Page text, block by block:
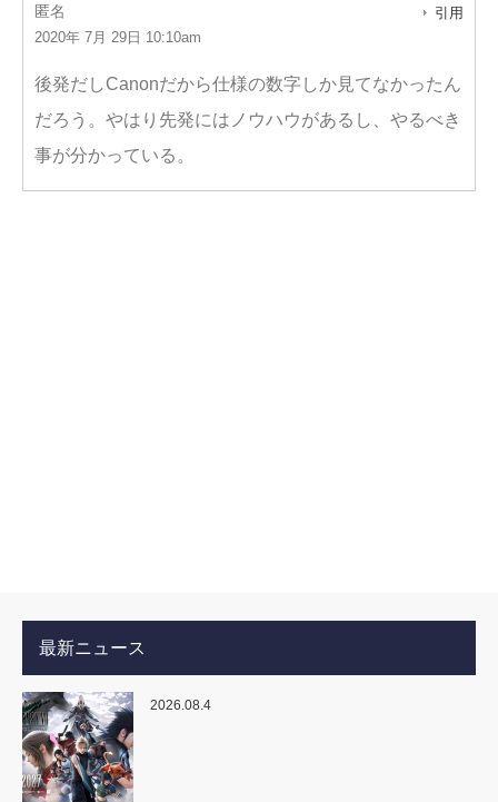
匿名
2020年 7月 29日 10:10am
引用
後発だしCanonだから仕様の数字しか見てなかったん
だろう。やはり先発にはノウハウがあるし、やるべき
事が分かっている。
最新ニュース
2026.08.4